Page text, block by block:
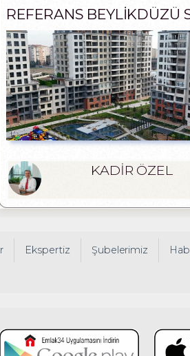
REFERANS BEYLIKDÜZÜ
KADİR ÖZEL
Ekspertiz Şubelerimiz